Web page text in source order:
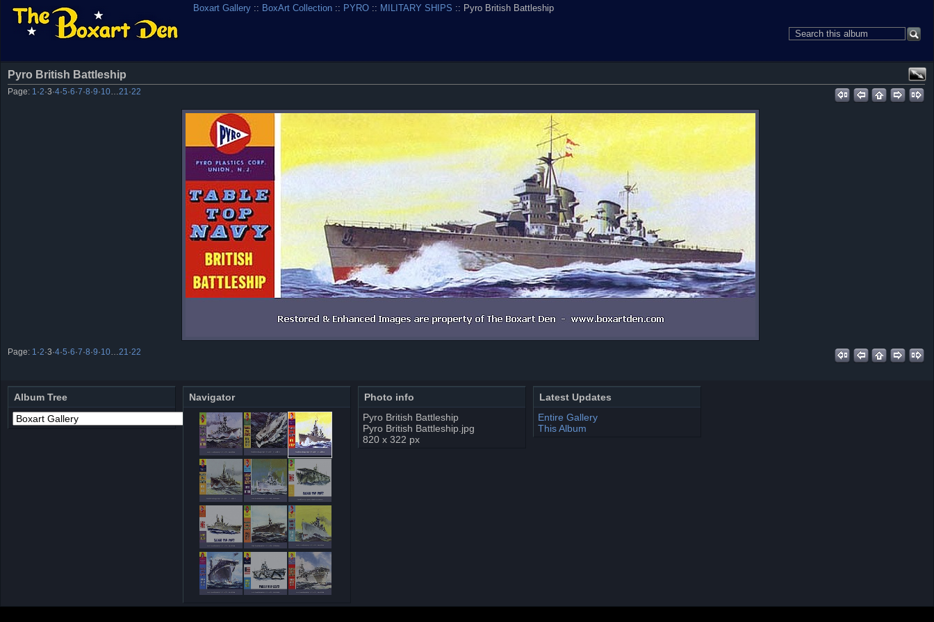
Boxart Gallery :: BoxArt Collection :: PYRO :: MILITARY SHIPS :: Pyro British Battleship
Pyro British Battleship
Page: 1 ·2·3·4·5·6·7·8·9·10 21 ·22
Page: 1 ·2·3·4·5·6·7·8·9·10 21 ·22
Album Tree Navigator
Photo info
Pyro British Battleship
Pyro British Battleship.jpg
820 x 322 px
Latest Updates
Entire Gallery
This Album